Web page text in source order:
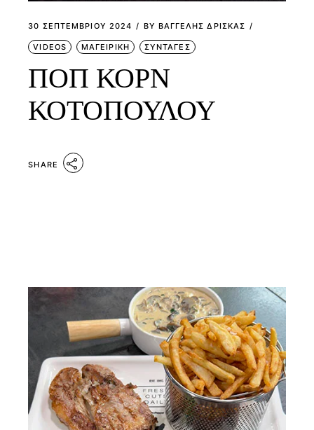
30 ΣΕΠΤΕΜΒΡΊΟΥ 2024 BY ΒΑΓΓΕΛΗΣ ΔΡΙΣΚΑΣ
VIDEOS ΜΑΓΕΙΡΙΚΗ ΣΥΝΤΑΓΕΣ
ΠΟΠ ΚΟΡΝ
ΚΟΤΟΠΟΥΛΟΥ
SHARE